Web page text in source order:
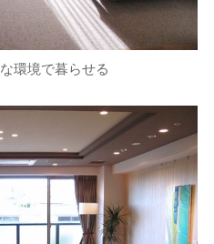
環境で暮らせる